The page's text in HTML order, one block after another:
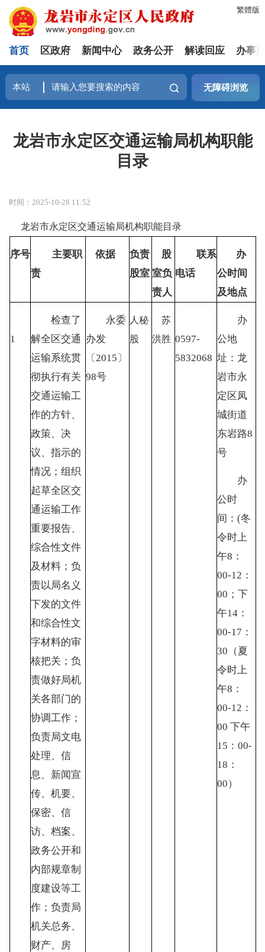
繁體版
首页 区政府 新闻中心 政务公开 解读回应 办事
无障碍浏览
龙岩市永定区交通运输局机构职能
目录
时间：2025-10-28 11:52
龙岩市永定区交通运输局机构职能目录
序号
主要职
责
依据
负责
股室
股
室负
责人
联系
电话
办
公时间
及地点
1
检查了
解全区交通
运输系统贯
彻执行有关
交通运输工
作的方针、
政策、决
议、指示的
情况；组织
起草全区交
通运输工作
重要报告、
综合性文件
及材料；负
责以局名义
下发的文件
和综合性文
字材料的审
核把关；负
责做好局机
关各部门的
协调工作；
负责局文电
处理、信
息、新闻宣
传、机要、
保密、信
访、档案、
政务公开和
内部规章制
度建设等工
作；负责局
机关总务、
财产、房
永委
办发
〔 2015〕
98号
人秘
股
苏
洪胜 0597-
5832068
办
公地
址：龙
岩市永
定区凤
城街道
东岩路8
号
办
公时
间： (冬
令时上
午8：
00-12：
00；下
午14：
00-17：
30（夏
令时上
午8：
00-12：
00 下午
15：00-
18：
00）